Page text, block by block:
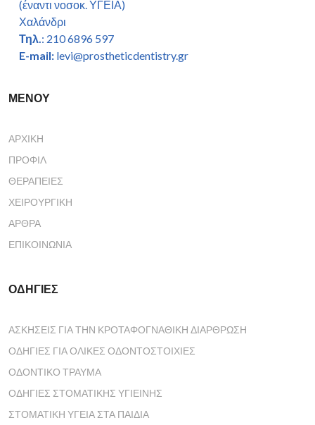
(έναντι νοσοκ. ΥΓΕΙΑ)
Χαλάνδρι
Τηλ.: 210 6896 597
E-mail: levi@prostheticdentistry.gr
ΜΕΝΟΥ
ΑΡΧΙΚΉ
ΠΡΟΦΊΛ
ΘΕΡΑΠΕΊΕΣ
ΧΕΙΡΟΥΡΓΙΚΉ
ΆΡΘΡΑ
ΕΠΙΚΟΙΝΩΝΊΑ
ΟΔΗΓΙΕΣ
ΑΣΚΗΣΕΙΣ ΓΙΑ ΤΗΝ ΚΡΟΤΑΦΟΓΝΑΘΙΚΗ ΔΙΑΡΘΡΩΣΗ
ΟΔΗΓΙΕΣ ΓΙΑ ΟΛΙΚΕΣ ΟΔΟΝΤΟΣΤΟΙΧΙΕΣ
ΟΔΟΝΤΙΚΟ ΤΡΑΥΜΑ
ΟΔΗΓΙΕΣ ΣΤΟΜΑΤΙΚΗΣ ΥΓΙΕΙΝΗΣ
ΣΤΟΜΑΤΙΚΗ ΥΓΕΙΑ ΣΤΑ ΠΑΙΔΙΑ